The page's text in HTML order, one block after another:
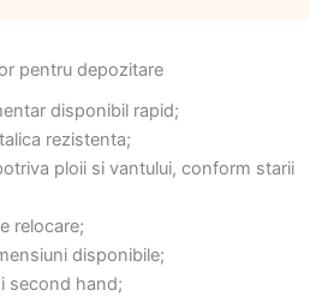
pentru depozitare
disponibil rapid;
rezistenta;
ploii si vantului, conform starii
relocare;
disponibile;
second hand;